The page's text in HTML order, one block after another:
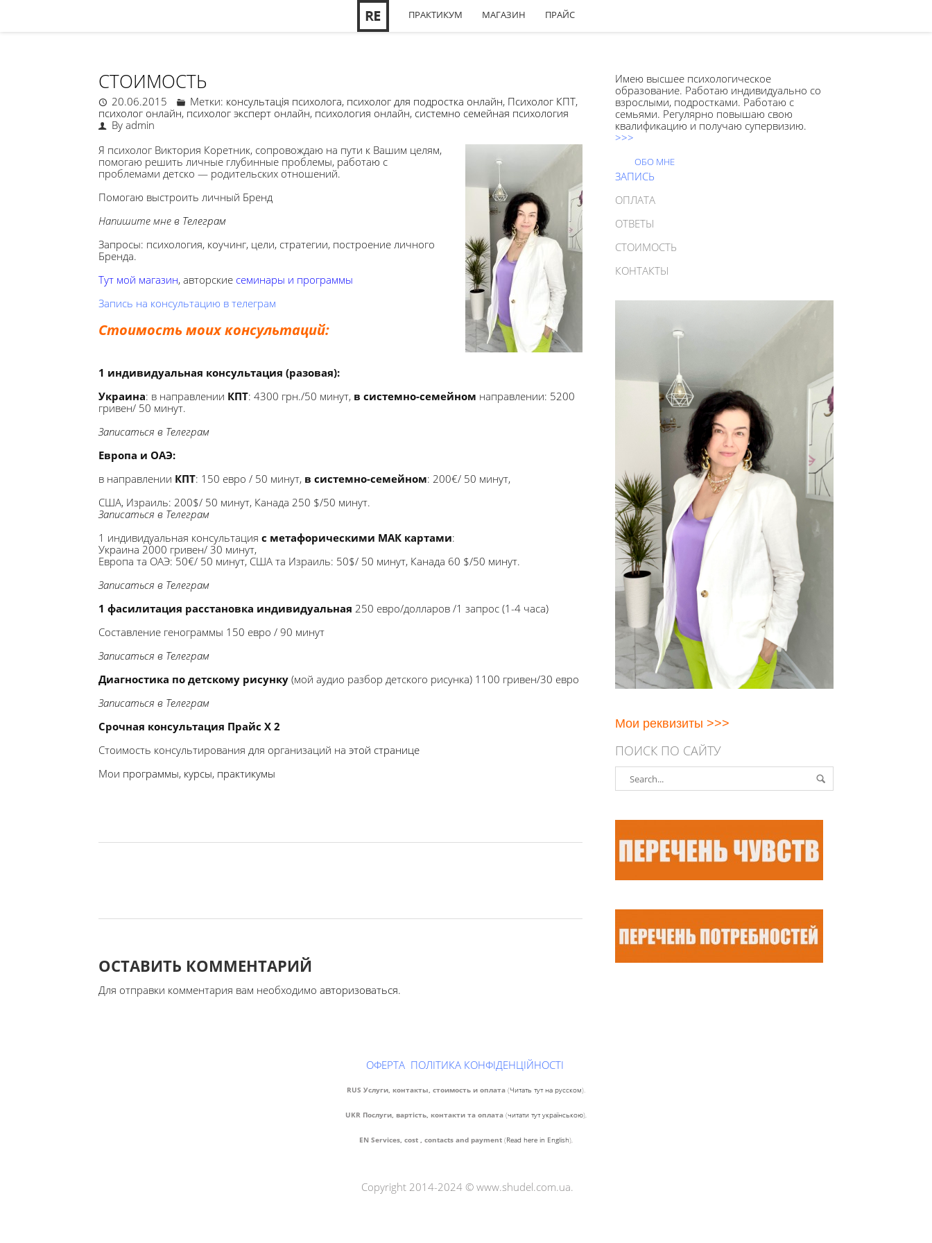
ПРАКТИКУМ МАГАЗИН ПРАЙС
СТОИМОСТЬ
20.06.2015 Метки: консультація психолога, психолог для подростка онлайн, Психолог КПТ,
психолог онлайн, психолог эксперт онлайн, психология онлайн, системно семейная психология
By admin
Я психолог Виктория Коретник, сопровождаю на пути к Вашим целям,
помогаю решить личные глубинные проблемы, работаю с
проблемами детско — родительских отношений.
Помогаю выстроить личный Бренд
Напишите мне в Телеграм
Запросы: психология, коучинг, цели, стратегии, построение личного
Бренда.
Тут мой магазин, авторские семинары и программы
Запись на консультацию в телеграм
Стоимость моих консультаций:
1 индивидуальная консультация (разовая):
Украина: в направлении КПТ: 4300 грн./50 минут, в системно-семейном направлении: 5200
гривен/ 50 минут.
Записаться в Телеграм
Европа и ОАЭ:
в направлении КПТ: 150 евро / 50 минут, в системно-семейном: 200€/ 50 минут,
США, Израиль: 200$/ 50 минут, Канада 250 $/50 минут.
Записаться в Телеграм
1 индивидуальная консультация с метафорическими МАК картами:
Украина 2000 гривен/ 30 минут,
Европа та ОАЭ: 50€/ 50 минут, США та Израиль: 50$/ 50 минут, Канада 60 $/50 минут.
Записаться в Телеграм
1 фасилитация расстановка индивидуальная 250 евро/долларов /1 запрос (1-4 часа)
Составление генограммы 150 евро / 90 минут
Записаться в Телеграм
Диагностика по детскому рисунку (мой аудио разбор детского рисунка) 1100 гривен/30 евро
Записаться в Телеграм
Срочная консультация Прайс Х 2
Стоимость консультирования для организаций на этой странице
Мои программы, курсы, практикумы
ОСТАВИТЬ КОММЕНТАРИЙ
Для отправки комментария вам необходимо авторизоваться.
Имею высшее психологическое
образование. Работаю индивидуально со
взрослыми, подростками. Работаю с
семьями. Регулярно повышаю свою
квалификацию и получаю супервизию.
>>>
ОБО МНЕ
ЗАПИСЬ
ОПЛАТА
ОТВЕТЫ
СТОИМОСТЬ
КОНТАКТЫ
Мои реквизиты >>>
ПОИСК ПО САЙТУ
ОФЕРТА ПОЛІТИКА КОНФІДЕНЦІЙНОСТІ
RUS Услуги, контакты, стоимость и оплата (Читать тут на русском).
UKR Послуги, вартість, контакти та оплата (читати тут українською),
EN Services, cost , contacts and payment (Read here in English),
Copyright 2014-2024 © www.shudel.com.ua.